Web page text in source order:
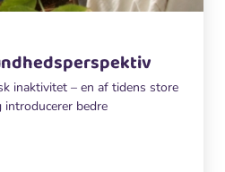
inaktivitet – en af tidens store
bedre